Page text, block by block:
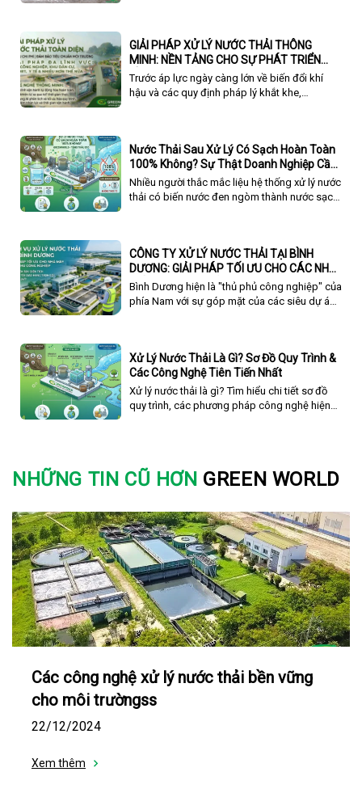
GIẢI PHÁP XỬ LÝ NƯỚC THẢI THÔNG
MINH: NỀN TẢNG CHO SỰ PHÁT TRIỂN
BỀN VỮNG CỦA DOANH NGHIỆP
Trước áp lực ngày càng lớn về biến đổi khí
hậu và các quy định pháp lý khắt khe,
môi trường, tối ưu hóa chi phí vận hành và
nâng tầm vị thế thương hiệu doanh nghiệp
trên hành trình phát triển bền vững.
Nước Thải Sau Xử Lý Có Sạch Hoàn Toàn
100% Không? Sự Thật Doanh Nghiệp Cần
Biết
Nhiều người thắc mắc liệu hệ thống xử lý nước
thải có biến nước đen ngòm thành nước sạch
CÔNG TY XỬ LÝ NƯỚC THẢI TẠI BÌNH
DƯƠNG: GIẢI PHÁP TỐI ƯU CHO CÁC NHÀ
MÁY FDI & KHU CÔNG NGHIỆP
Bình Dương hiện là "thủ phủ công nghiệp" của
phía Nam với sự góp mặt của các siêu dự án
khe về bảo vệ môi trường, hướng tới mục tiêu
Net-Zero và phát triển bền vững.
Xử Lý Nước Thải Là Gì? Sơ Đồ Quy Trình &
Các Công Nghệ Tiên Tiến Nhất
Xử lý nước thải là gì? Tìm hiểu chi tiết sơ đồ
quy trình, các phương pháp công nghệ hiện
NHỮNG TIN CŨ HƠN GREEN WORLD
Các công nghệ xử lý nước thải bền vững
cho môi trườngss
22/12/2024
Xem thêm